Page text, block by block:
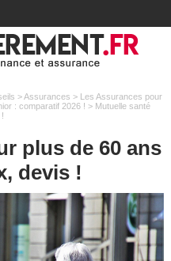
>Assurances > Les Assurances pour
: comparatif 2026 ! > Mutuelle santé
plus de 60 ans
devis !